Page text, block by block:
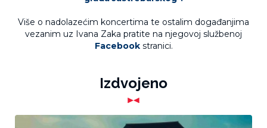
Više o nadolazećim koncertima te ostalim događanjima
vezanim uz Ivana Zaka pratite na njegovoj službenoj
Facebookstranici.
Izdvojeno